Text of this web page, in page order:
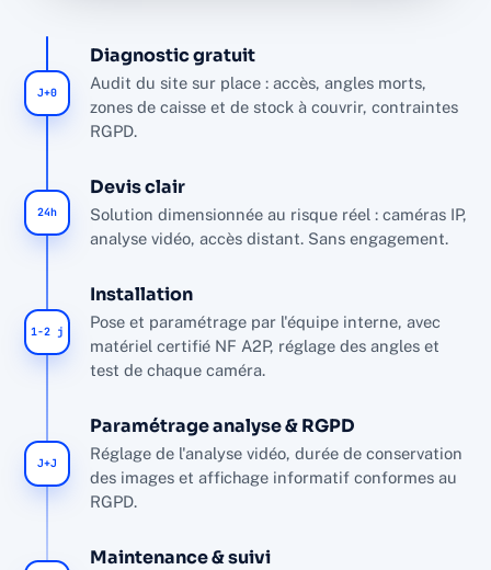
J+0
Diagnostic gratuit
Audit du site sur place : accès, angles morts,
zones de caisse et de stock à couvrir, contraintes
RGPD.
24h
Devis clair
Solution dimensionnée au risque réel : caméras IP,
analyse vidéo, accès distant. Sans engagement.
1-2 j
Installation
Pose et paramétrage par l'équipe interne, avec
matériel certifié NF A2P, réglage des angles et
test de chaque caméra.
J+J
Paramétrage analyse & RGPD
Réglage de l'analyse vidéo, durée de conservation
des images et affichage informatif conformes au
RGPD.
Maintenance & suivi